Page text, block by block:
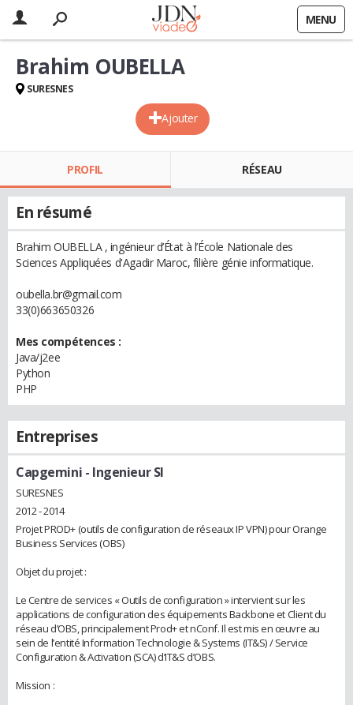
MENU
Ajouter
Brahim OUBELLA
SURESNES
PROFIL RÉSEAU
En résumé
Brahim OUBELLA , ingénieur d’État à l’École Nationale des
Sciences Appliquées d'Agadir Maroc, filière génie informatique.
oubella.br@gmail.com
33(0)663650326
Mes compétences :
Java/j2ee
Python
PHP
Entreprises
Capgemini - Ingenieur SI
SURESNES
2012 - 2014
Projet PROD+ (outils de configuration de réseaux IP VPN) pour Orange
Business Services (OBS)
Objet du projet :
Le Centre de services « Outils de configuration » intervient sur les
applications de configuration des équipements Backbone et Client du
réseau d’OBS, principalement Prod+ et nConf. Il est mis en œuvre au
sein de l’entité Information Technologie & Systems (IT&S) / Service
Configuration & Activation (SCA) d’IT&S d’OBS.
Mission :